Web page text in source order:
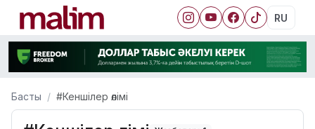
RU
Басты #Кеншілер өлімі